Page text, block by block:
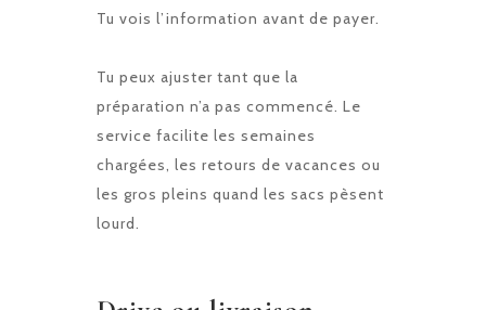
Tu vois l’information avant de payer.
Tu peux ajuster tant que la
préparation n’a pas commencé. Le
service facilite les semaines
chargées, les retours de vacances ou
les gros pleins quand les sacs pèsent
lourd.